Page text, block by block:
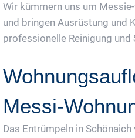
Wir kümmern uns um
und bringen Ausrüstung und
professionelle Reinigung und
Messi-
Das Entrümpeln in